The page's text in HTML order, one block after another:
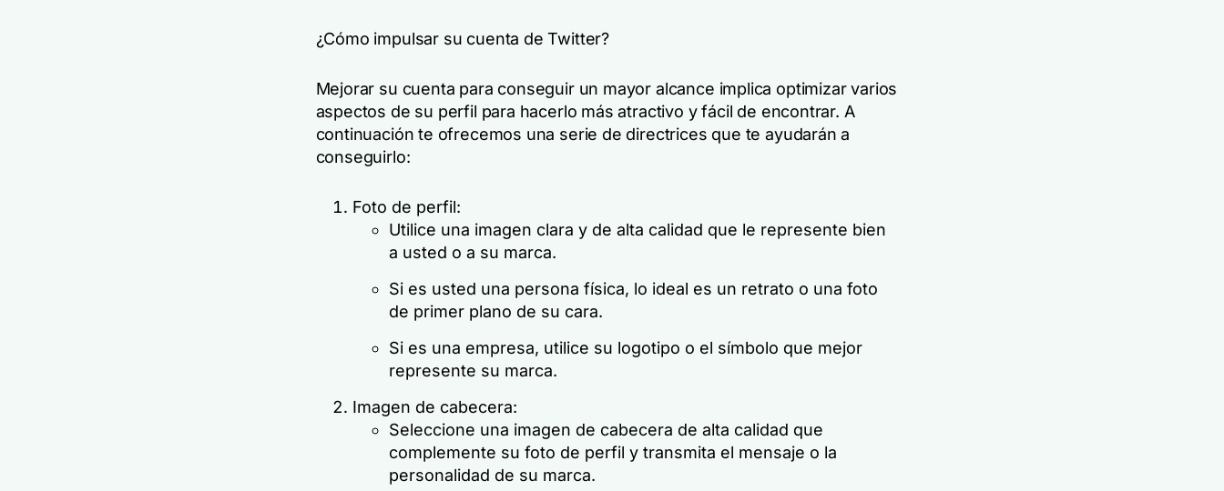
¿Cómo impulsar su cuenta de Twitter?
Mejorar su cuenta para conseguir un mayor alcance implica optimizar varios
aspectos de su perfil para hacerlo más atractivo y fácil de encontrar. A
continuación te ofrecemos una serie de directrices que te ayudarán a
conseguirlo:
Foto de perfil:
Utilice una imagen clara y de alta calidad que le represente bien
a usted o a su marca.
Si es usted una persona física, lo ideal es un retrato o una foto
de primer plano de su cara.
Si es una empresa, utilice su logotipo o el símbolo que mejor
represente su marca.
Imagen de cabecera:
Seleccione una imagen de cabecera de alta calidad que
complemente su foto de perfil y transmita el mensaje o la
personalidad de su marca.